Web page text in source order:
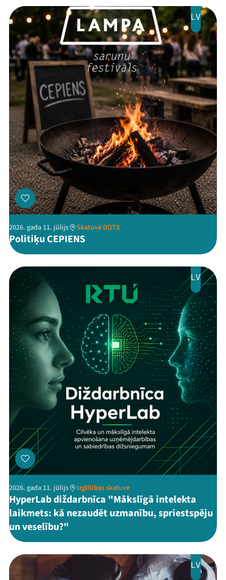
LV
2026. gada 11. jūlijs Skatuve DOTS
Politiķu CEPIENS
LV
2026. gada 11. jūlijs Izglītības skatuve
HyperLab diždarbnīca "Mākslīgā intelekta
laikmets: kā nezaudēt uzmanību, spriestspēju
un veselību?"
LV